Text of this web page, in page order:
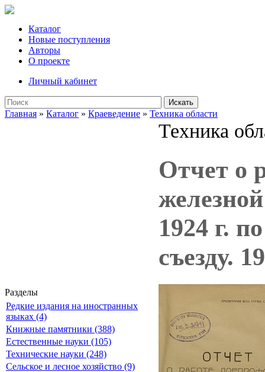
Каталог
Новые поступления
Авторы
О проекте
Личный кабинет
Искать
Главная » Каталог » Краеведение » Техника области
Разделы
Редкие издания на иностранных
языках (4)
Книжные памятники (388)
Естественные науки (105)
Технические науки (248)
Сельское и лесное хозяйство (9)
Техника
Отчет о
1924 г.
съезду.